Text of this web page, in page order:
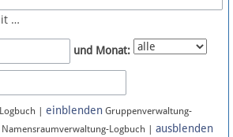
…
und Monat:
| einblenden Gruppenverwaltung-
Namensraumverwaltung-Logbuch | ausblenden